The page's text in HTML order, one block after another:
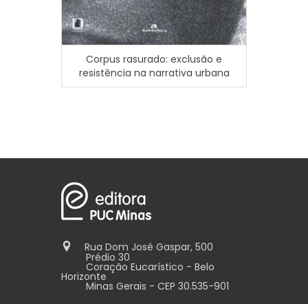
Corpus rasurado: exclusão e
resistência na narrativa urbana
Rua Dom José Gaspar, 500
Prédio 30
Coração Eucarístico - Belo
Horizonte
Minas Gerais - CEP 30.535-901